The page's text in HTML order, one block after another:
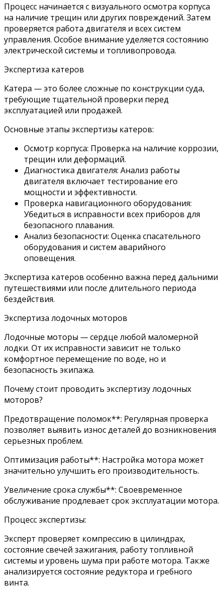
Процесс начинается с визуального осмотра корпуса
на наличие трещин или других повреждений. Затем
проверяется работа двигателя и всех систем
управления. Особое внимание уделяется состоянию
электрической системы и топливопровода.
Экспертиза катеров
Катера — это более сложные по конструкции суда,
требующие тщательной проверки перед
эксплуатацией или продажей.
Основные этапы экспертизы катеров:
Осмотр корпуса: Проверка на наличие коррозии,
трещин или деформаций.
Диагностика двигателя: Анализ работы
двигателя включает тестирование его
мощности и эффективности.
Проверка навигационного оборудования:
Убедиться в исправности всех приборов для
безопасного плавания.
Анализ безопасности: Оценка спасательного
оборудования и систем аварийного
оповещения.
Экспертиза катеров особенно важна перед дальними
путешествиями или после длительного периода
бездействия.
Экспертиза лодочных моторов
Лодочные моторы — сердце любой маломерной
лодки. От их исправности зависит не только
комфортное перемещение по воде, но и
безопасность экипажа.
Почему стоит проводить экспертизу лодочных
моторов?
Предотвращение поломок**: Регулярная проверка
позволяет выявить износ деталей до возникновения
серьезных проблем.
Оптимизация работы**: Настройка мотора может
значительно улучшить его производительность.
Увеличение срока службы**: Своевременное
обслуживание продлевает срок эксплуатации мотора.
Процесс экспертизы:
Эксперт проверяет компрессию в цилиндрах,
состояние свечей зажигания, работу топливной
системы и уровень шума при работе мотора. Также
анализируется состояние редуктора и гребного
винта.